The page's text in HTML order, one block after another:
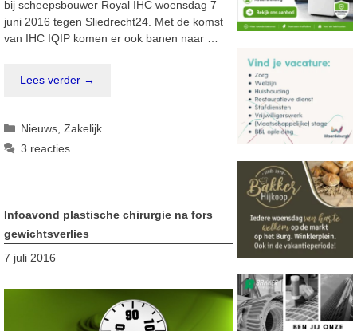
bij scheepsbouwer Royal IHC woensdag 7
juni 2016 tegen Sliedrecht24. Met de komst
van IHC IQIP komen er ook banen naar …
Lees verder →
Categorieën
Nieuws ,Zakelijk
3 reacties
Infoavond plastische chirurgie na fors
gewichtsverlies
7 juli 2016